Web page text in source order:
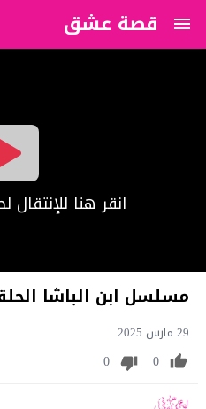
قصة عشق
?>
انقر هنا
مسلسل ابن الباشا الحلقة
29 مارس 2025
0
0